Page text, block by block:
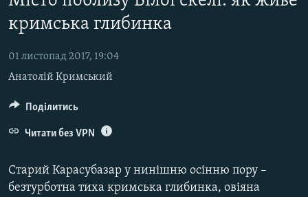
матеріалу
Перейти
до
Перейти
пошуку
ВОДА.КРИМ
ВІДЕО ТА ФОТО
ПОЛІТИКА
БЛОГИ
ПОГЛЯД
ІНТЕРВ'Ю
СПЕЦПРОЕКТИ
кримська глибинка
01 листопад 2017, 19:04
Анатолій Кримський
Старий Карасубазар у нинішню осінню пору –
безтурботна тиха кримська глибинка, овіяна
Поділитись
Читати без VPN